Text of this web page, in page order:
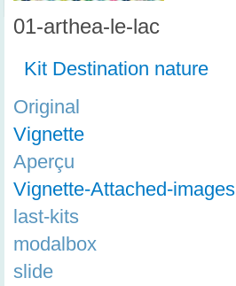
01-arthea-le-lac
Kit Destination nature
Original
Vignette
Aperçu
Vignette-Attached-images
last-kits
modalbox
slide